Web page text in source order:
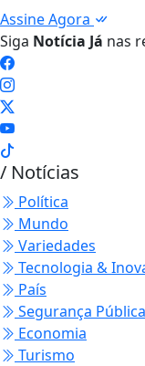
Assine Agora
Siga Notícia Já nas
/ Notícias
Política
Mundo
Variedades
Tecnologia &
País
Segurança Pública
Economia
Turismo